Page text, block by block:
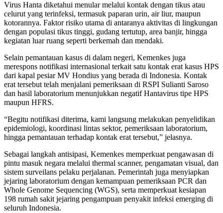
Virus Hanta diketahui menular melalui kontak dengan tikus atau
celurut yang terinfeksi, termasuk paparan urin, air liur, maupun
kotorannya. Faktor risiko utama di antaranya aktivitas di lingkungan
dengan populasi tikus tinggi, gudang tertutup, area banjir, hingga
kegiatan luar ruang seperti berkemah dan mendaki.
Selain pemantauan kasus di dalam negeri, Kemenkes juga
merespons notifikasi internasional terkait satu kontak erat kasus HPS
dari kapal pesiar MV Hondius yang berada di Indonesia. Kontak
erat tersebut telah menjalani pemeriksaan di RSPI Sulianti Saroso
dan hasil laboratorium menunjukkan negatif Hantavirus tipe HPS
maupun HFRS.
“Begitu notifikasi diterima, kami langsung melakukan penyelidikan
epidemiologi, koordinasi lintas sektor, pemeriksaan laboratorium,
hingga pemantauan terhadap kontak erat tersebut,” jelasnya.
Sebagai langkah antisipasi, Kemenkes memperkuat pengawasan di
pintu masuk negara melalui thermal scanner, pengamatan visual, dan
sistem surveilans pelaku perjalanan. Pemerintah juga menyiapkan
jejaring laboratorium dengan kemampuan pemeriksaan PCR dan
Whole Genome Sequencing (WGS), serta memperkuat kesiapan
198 rumah sakit jejaring pengampuan penyakit infeksi emerging di
seluruh Indonesia.